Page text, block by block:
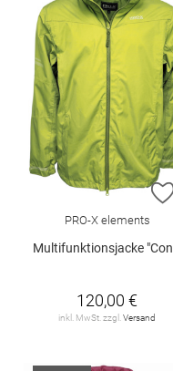
PRO-X elements
Multifunktionsjacke "Conrad"
120,00 €
inkl. MwSt. zzgl. Versand